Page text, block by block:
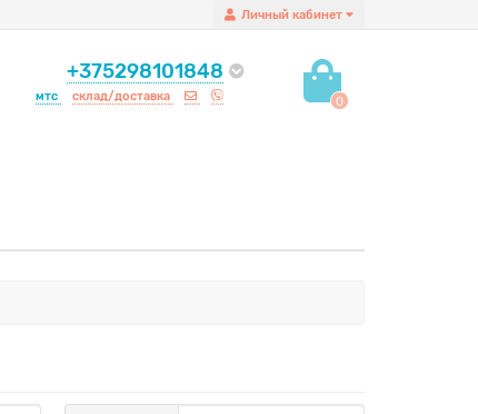
Личный кабинет
+375298101848
мтс склад/доставка 0